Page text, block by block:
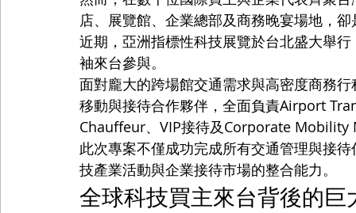
店、展覽館、企業總部及商務晚宴場地，
近期，亞洲指標性科技展覽於台北盛大舉
袖來台參與。
面對龐大的跨場館交通需求與高密度商務
移動與接待合作夥伴，全面負責Airport
Chauffeur、VIP接待及Corporate Mobility
此次專案不僅成功完成所有交通管理與接
技產業活動與企業接待市場的整合能力。
全球科技買主來台背後的巨